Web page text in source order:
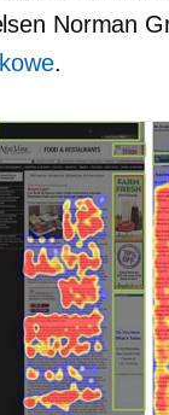
Norman
.